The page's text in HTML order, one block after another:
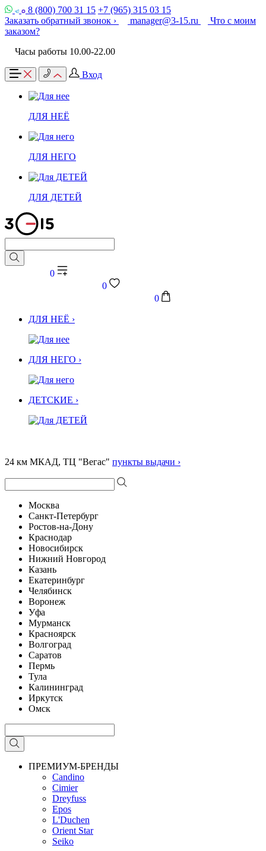
8 (800) 700 31 15 +7 (965) 315 03 15
Заказать обратный звонок ›
manager@3-15.ru
Что с моим
заказом?
Часы работы 10.00-22.00
Вход
ДЛЯ НЕЁ
ДЛЯ НЕГО
ДЛЯ ДЕТЕЙ
0
0
0
ДЛЯ НЕЁ ›
ДЛЯ НЕГО ›
ДЕТСКИЕ ›
24 км МКАД, ТЦ "Вегас" пункты выдачи ›
Москва
Санкт-Петербург
Ростов-на-Дону
Краснодар
Новосибирск
Нижний Новгород
Казань
Екатеринбург
Челябинск
Воронеж
Уфа
Мурманск
Красноярск
Волгоград
Саратов
Пермь
Тула
Калининград
Иркутск
Омск
ПРЕМИУМ-БРЕНДЫ
Candino
Cimier
Dreyfuss
Epos
L'Duchen
Orient Star
Seiko